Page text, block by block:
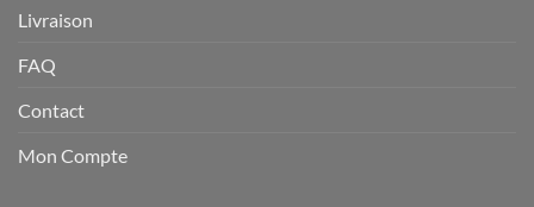
Livraison
FAQ
Contact
Mon Compte